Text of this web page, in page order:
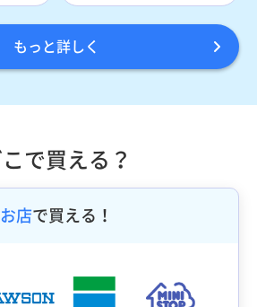
もっと詳しく
こで買える？
お店で買える！